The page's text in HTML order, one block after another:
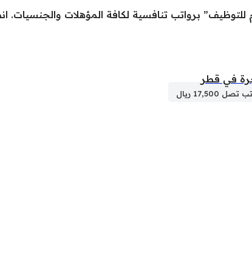
برواتب تنافسية لكافة المؤهلات والجنسيات.
ريال